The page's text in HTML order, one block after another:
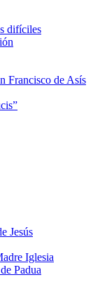
difíciles
Francisco de Asís
Jesús
Iglesia
Padua